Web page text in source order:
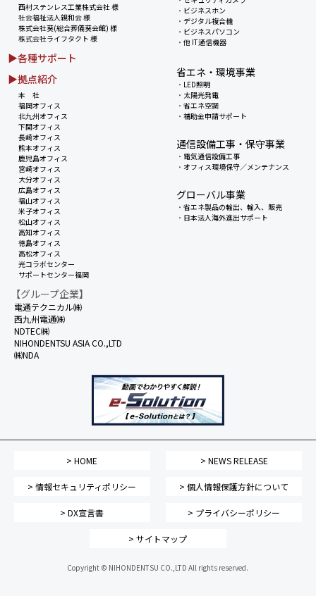
西村ステンレス工業株式会社 様
社会福祉法人親和会 様
株式会社葵(総合葬儀葵会館) 様
株式会社ライフタクト 様
▶各種サポート
・ ビジネスホン
・デジタル複合機
・ ビジネスパソコン
・他 IT通信機器
省エネ・環境事業
・ LED照明
・ 太陽光発電
・省エネ空調
・補助金申請サポート
通信設備工事・保守事業
・ 電気通信設備工事
・オフィス環境保守／メンテナンス
グローバル事業
・省エネ製品の輸出、輸入、販売
・ 日本法人海外進出サポート
▶拠点紹介
本 社
福岡オフィス
北九州オフィス
下関オフィス
長崎オフィス
熊本オフィス
鹿児島オフィス
宮崎オフィス
大分オフィス
広島オフィス
福山オフィス
米子オフィス
松山オフィス
高知オフィス
徳島オフィス
高松オフィス
光コラボセンター
サポートセンター福岡
【グループ企業】
電通テクニカル㈱
西九州電通㈱
NDTEC㈱
NIHONDENTSU ASIA CO.,LTD
㈱NDA
> HOME > NEWS RELEASE
> 情報セキュリティポリシー > 個人情報保護方針について
> DX宣言書 > プライバシーポリシー
> サイトマップ
Copyright © NIHONDENTSU CO.,LTD All rights reserved.